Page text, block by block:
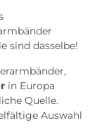
sind dasselbe!
in Europa
Quelle.
Auswahl